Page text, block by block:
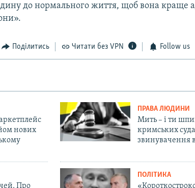
до нормального життя, щоб вона краще
Поділитись Читати без VPN Follow us
нових
ПРАВА ЛЮДИНИ
Мить – і ти
кримських
звинувачення
Про
ПОЛІТИКА